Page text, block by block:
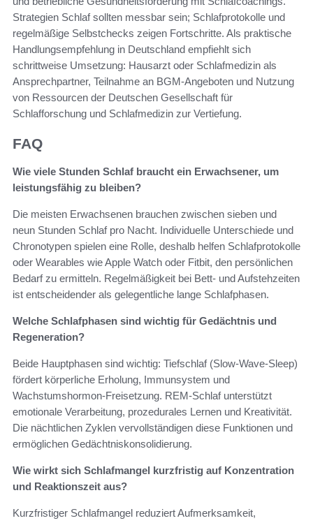
Strategien Schlaf sollten messbar sein; Schlafprotokolle und
regelmäßige Selbstchecks zeigen Fortschritte. Als praktische
Handlungsempfehlung in Deutschland empfiehlt sich
schrittweise Umsetzung: Hausarzt oder Schlafmedizin als
Ansprechpartner, Teilnahme an BGM-Angeboten und Nutzung
von Ressourcen der Deutschen Gesellschaft für
Schlafforschung und Schlafmedizin zur Vertiefung.
FAQ
Wie viele Stunden Schlaf braucht ein Erwachsener, um
leistungsfähig zu bleiben?
Die meisten Erwachsenen brauchen zwischen sieben und
neun Stunden Schlaf pro Nacht. Individuelle Unterschiede und
Chronotypen spielen eine Rolle, deshalb helfen Schlafprotokolle
oder Wearables wie Apple Watch oder Fitbit, den persönlichen
Bedarf zu ermitteln. Regelmäßigkeit bei Bett- und Aufstehzeiten
ist entscheidender als gelegentliche lange Schlafphasen.
Welche Schlafphasen sind wichtig für Gedächtnis und
Regeneration?
Beide Hauptphasen sind wichtig: Tiefschlaf (Slow-Wave-Sleep)
fördert körperliche Erholung, Immunsystem und
Wachstumshormon-Freisetzung. REM-Schlaf unterstützt
emotionale Verarbeitung, prozedurales Lernen und Kreativität.
Die nächtlichen Zyklen vervollständigen diese Funktionen und
ermöglichen Gedächtniskonsolidierung.
Wie wirkt sich Schlafmangel kurzfristig auf Konzentration
und Reaktionszeit aus?
Kurzfristiger Schlafmangel reduziert Aufmerksamkeit,